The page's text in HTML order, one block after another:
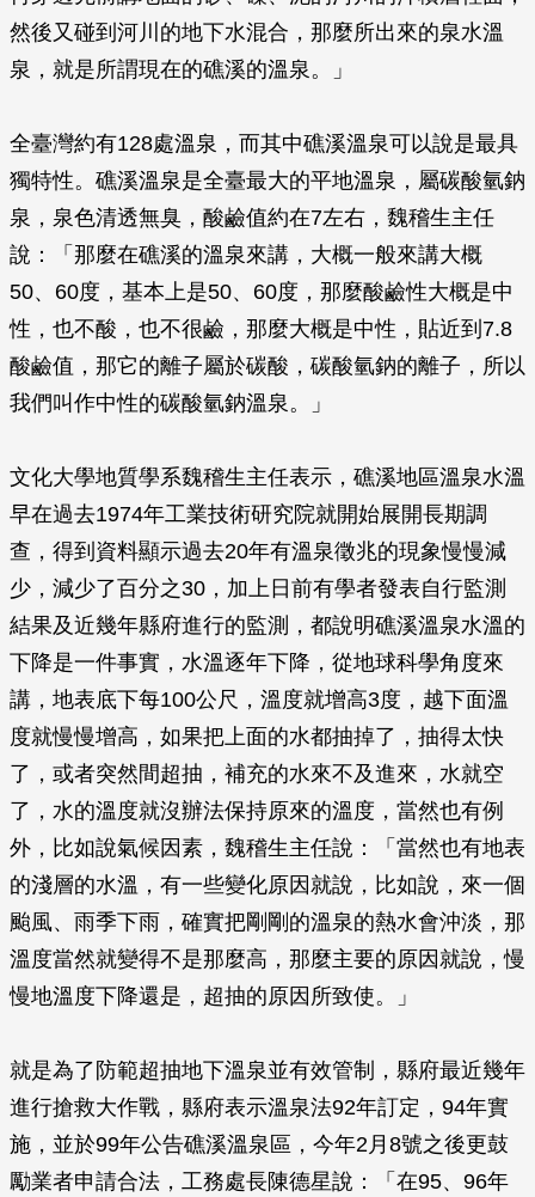
然後又碰到河川的地下水混合，那麼所出來的泉水溫
泉，就是所謂現在的礁溪的溫泉。」
全臺灣約有128處溫泉，而其中礁溪溫泉可以說是最具
獨特性。礁溪溫泉是全臺最大的平地溫泉，屬碳酸氫鈉
泉，泉色清透無臭，酸鹼值約在7左右，魏稽生主任
說：「那麼在礁溪的溫泉來講，大概一般來講大概
50、60度，基本上是50、60度，那麼酸鹼性大概是中
性，也不酸，也不很鹼，那麼大概是中性，貼近到7.8
酸鹼值，那它的離子屬於碳酸，碳酸氫鈉的離子，所以
我們叫作中性的碳酸氫鈉溫泉。」
文化大學地質學系魏稽生主任表示，礁溪地區溫泉水溫
早在過去1974年工業技術研究院就開始展開長期調
查，得到資料顯示過去20年有溫泉徵兆的現象慢慢減
少，減少了百分之30，加上日前有學者發表自行監測
結果及近幾年縣府進行的監測，都說明礁溪溫泉水溫的
下降是一件事實，水溫逐年下降，從地球科學角度來
講，地表底下每100公尺，溫度就增高3度，越下面溫
度就慢慢增高，如果把上面的水都抽掉了，抽得太快
了，或者突然間超抽，補充的水來不及進來，水就空
了，水的溫度就沒辦法保持原來的溫度，當然也有例
外，比如說氣候因素，魏稽生主任說：「當然也有地表
的淺層的水溫，有一些變化原因就說，比如說，來一個
颱風、雨季下雨，確實把剛剛的溫泉的熱水會沖淡，那
溫度當然就變得不是那麼高，那麼主要的原因就說，慢
慢地溫度下降還是，超抽的原因所致使。」
就是為了防範超抽地下溫泉並有效管制，縣府最近幾年
進行搶救大作戰，縣府表示溫泉法92年訂定，94年實
施，並於99年公告礁溪溫泉區，今年2月8號之後更鼓
勵業者申請合法，工務處長陳德星說：「在95、96年